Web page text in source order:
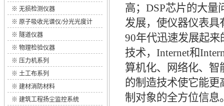
※ 无损检测仪器
※ 原子吸收光谱仪/分光光度计
※ 隧道仪器
※ 物理检验仪器
※ 压力机系列
※ 土工布系列
※ 建材消防材料
※ 建筑工程扬尘监控系统
高；DSP芯片的大
发展，使仪器仪表具
90年代迅速发展起
技术，Internet和
算机化、网络化、
的制造技术使它能
制对象的全方位信息